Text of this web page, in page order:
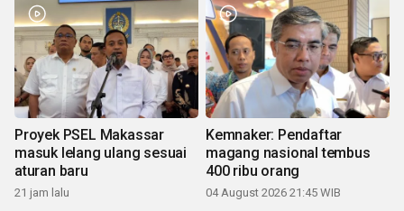
Proyek PSEL Makassar
masuk lelang ulang sesuai
aturan baru
21 jam lalu
Kemnaker: Pendaftar
magang nasional tembus
400 ribu orang
04 August 2026 21:45 WIB